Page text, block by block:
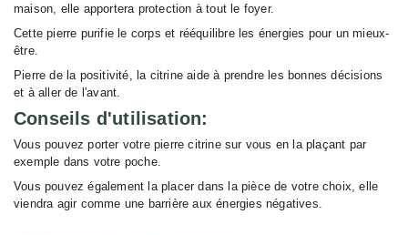
maison, elle apportera protection à tout le foyer.
Cette pierre purifie le corps et rééquilibre les énergies pour un mieux-
être.
Pierre de la positivité, la citrine aide à prendre les bonnes décisions
et à aller de l'avant.
Conseils d'utilisation:
Vous pouvez porter votre pierre citrine sur vous en la plaçant par
exemple dans votre poche.
Vous pouvez également la placer dans la pièce de votre choix, elle
viendra agir comme une barrière aux énergies négatives.